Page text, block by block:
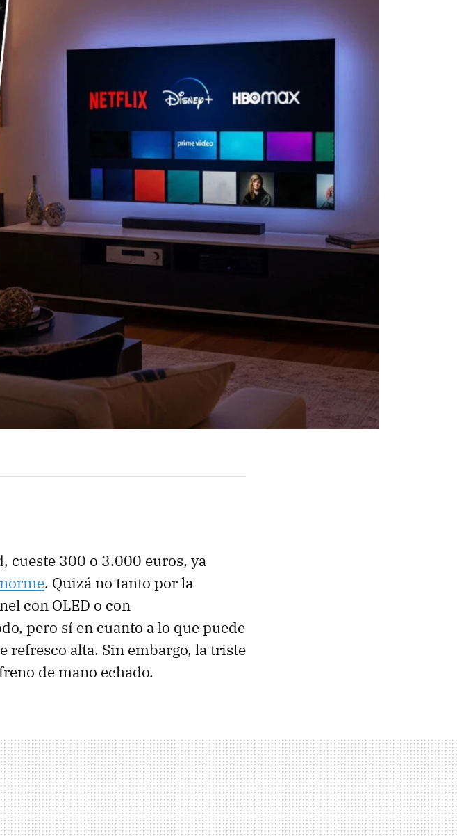
cueste 300 o 3.000 euros, ya
. Quizá no tanto por la
con OLED o con
pero sí en cuanto a lo que puede
refresco alta. Sin embargo, la triste
de mano echado.